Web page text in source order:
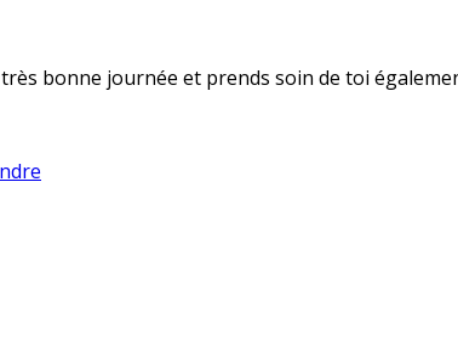
bonne journée et prends soin de toi